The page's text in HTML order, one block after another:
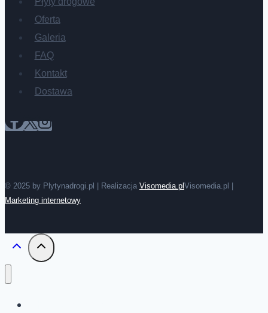
Oferta
Galeria
FAQ
Kontakt
Dostawa
© 2025 by Plytynadrogi.pl | Realizacja Visomedia.plVisomedia.pl |
Marketing internetowy